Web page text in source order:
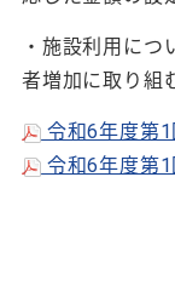
・施設利用に
者増加に取り組
令和6年度第
令和6年度第